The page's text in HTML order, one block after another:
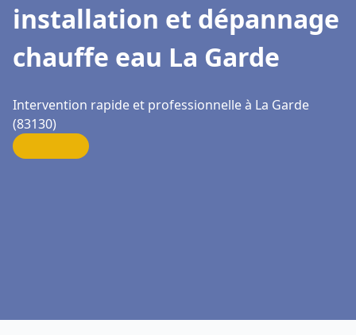
installation et dépannage
chauffe eau La Garde
Intervention rapide et professionnelle à La Garde
(83130)